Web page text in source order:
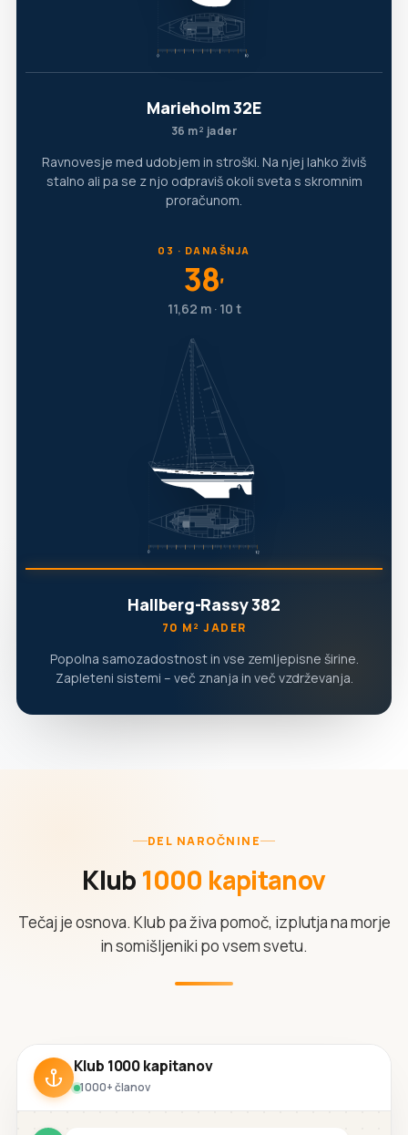
Marieholm 32E
36 m² jader
Ravnovesje med udobjem in stroški. Na njej lahko živiš
stalno ali pa se z njo odpraviš okoli sveta s skromnim
proračunom.
03 · DANAŠNJA
38′
11,62 m · 10 t
Hallberg-Rassy 382
70 M² JADER
Popolna samozadostnost in vse zemljepisne širine.
Zapleteni sistemi – več znanja in več vzdrževanja.
DEL NAROČNINE
Klub 1000 kapitanov
Tečaj je osnova. Klub pa živa pomoč, izplutja na morje
in somišljeniki po vsem svetu.
Klub 1000 kapitanov
1000+ članov